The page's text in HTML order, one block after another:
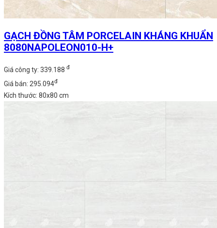
GẠCH ĐỒNG TÂM PORCELAIN KHÁNG KHUẨN
8080NAPOLEON010-H+
Giá công ty: 339.188 đ
Giá bán: 295.094đ
Kích thước: 80x80 cm